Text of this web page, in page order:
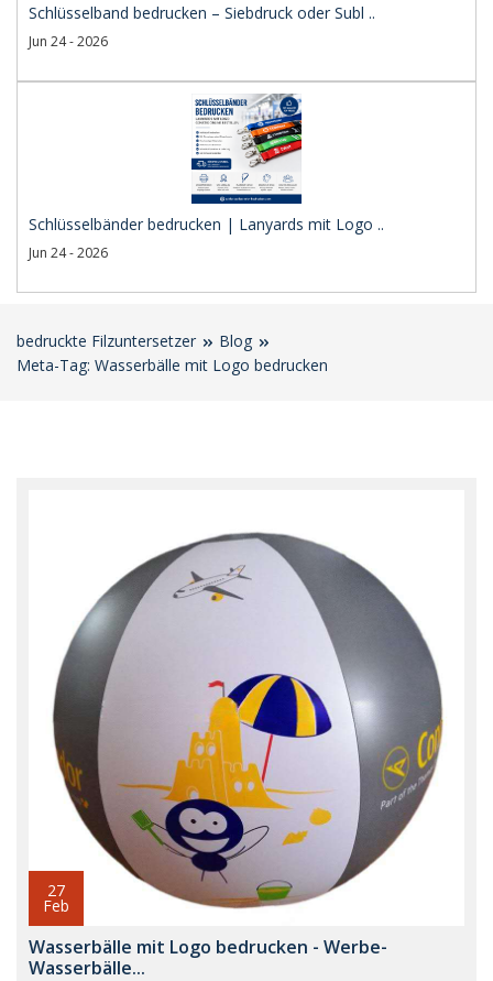
Schlüsselband bedrucken – Siebdruck oder Subl ..
Jun 24 - 2026
Schlüsselbänder bedrucken | Lanyards mit Logo ..
Jun 24 - 2026
bedruckte Filzuntersetzer
Blog
Meta-Tag: Wasserbälle mit Logo bedrucken
27
Feb
Wasserbälle mit Logo bedrucken - Werbe-
Wasserbälle...